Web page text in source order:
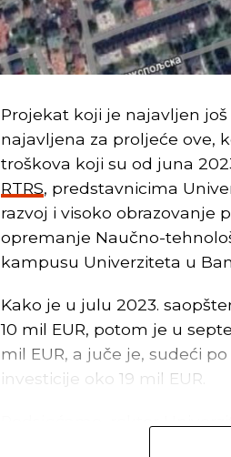
Projekat koji je najavljen
najavljena za proljeće ove,
troškova koji su od juna
RTRS, predstavnicima
razvoj i visoko obrazovanje
opremanje Naučno-
kampusu Univerziteta u
Kako je u julu 2023.
10 mil EUR, potom je u
mil EUR, a juče je, sudeći
investicije oko 19 mil EUR.
naučno-tehnološki razvoj